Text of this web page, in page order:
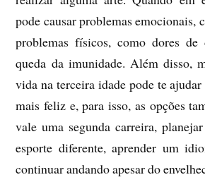
pode causar problemas emocionais,
problemas físicos, como dores de
queda da imunidade. Além disso,
vida na terceira idade pode te
mais feliz e, para isso, as opções
vale uma segunda carreira,
esporte diferente, aprender um
continuar andando apesar do